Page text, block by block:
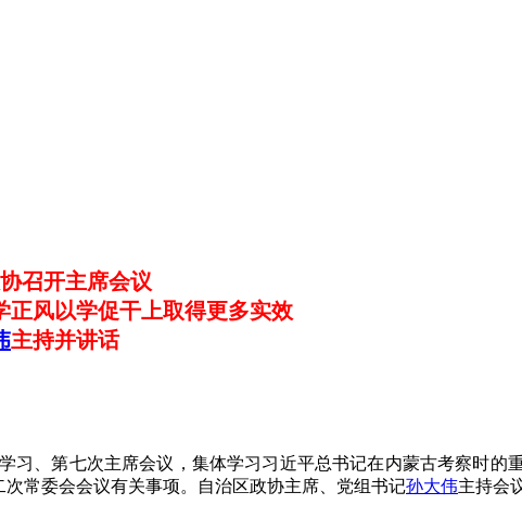
召开主席会议
正风以学促干上取得更多实效
主持并讲话
、第七次主席会议，集体学习习近平总书记在内蒙古考察时的
常委会会议有关事项。自治区政协主席、党组书记孙大伟主持会